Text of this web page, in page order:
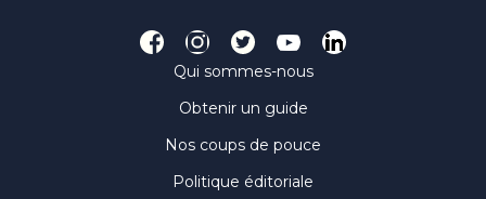
Qui sommes-nous
Obtenir un guide
Nos coups de pouce
Politique éditoriale